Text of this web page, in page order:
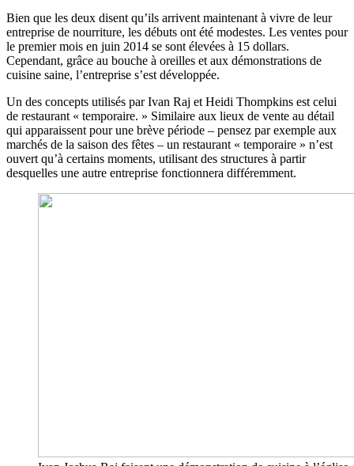
Bien que les deux disent qu’ils arrivent maintenant à vivre de leur
entreprise de nourriture, les débuts ont été modestes. Les ventes pour
le premier mois en juin 2014 se sont élevées à 15 dollars.
Cependant, grâce au bouche à oreilles et aux démonstrations de
cuisine saine, l’entreprise s’est développée.
Un des concepts utilisés par Ivan Raj et Heidi Thompkins est celui
de restaurant « temporaire. » Similaire aux lieux de vente au détail
qui apparaissent pour une brève période – pensez par exemple aux
marchés de la saison des fêtes – un restaurant « temporaire » n’est
ouvert qu’à certains moments, utilisant des structures à partir
desquelles une autre entreprise fonctionnera différemment.